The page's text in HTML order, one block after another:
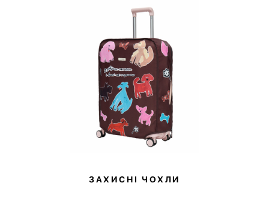
кишенею на блискавці та двома кишенями на резинці на
Лінійка Paw Story має благодійну складову — купуючи товари, ви
долучаєтесь до доброї справи. 10% від продажів ми передамо на
потреби притулку в Гостомелі.
ЗАХИСНІ ЧОХЛИ